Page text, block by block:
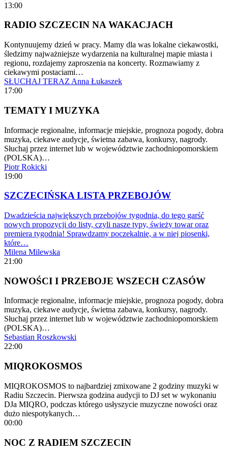
13:00
RADIO SZCZECIN NA WAKACJACH
Kontynuujemy dzień w pracy. Mamy dla was lokalne ciekawostki,
śledzimy najważniejsze wydarzenia na kulturalnej mapie miasta i
regionu, rozdajemy zaproszenia na koncerty. Rozmawiamy z
ciekawymi postaciami…
SŁUCHAJ TERAZ Anna Łukaszek
17:00
TEMATY I MUZYKA
Informacje regionalne, informacje miejskie, prognoza pogody, dobra
muzyka, ciekawe audycje, świetna zabawa, konkursy, nagrody.
Słuchaj przez internet lub w województwie zachodniopomorskiem
(POLSKA)…
Piotr Rokicki
19:00
SZCZECIŃSKA LISTA PRZEBOJÓW
Dwadzieścia największych przebojów tygodnia, do tego garść
nowych propozycji do listy, czyli nasze typy, świeży towar oraz
premiera tygodnia! Sprawdzamy poczekalnię, a w niej piosenki,
które…
Milena Milewska
21:00
NOWOŚCI I PRZEBOJE WSZECH CZASÓW
Informacje regionalne, informacje miejskie, prognoza pogody, dobra
muzyka, ciekawe audycje, świetna zabawa, konkursy, nagrody.
Słuchaj przez internet lub w województwie zachodniopomorskiem
(POLSKA)…
Sebastian Roszkowski
22:00
MIQROKOSMOS
MIQROKOSMOS to najbardziej zmixowane 2 godziny muzyki w
Radiu Szczecin. Pierwsza godzina audycji to DJ set w wykonaniu
DJa MIQRO, podczas którego usłyszycie muzyczne nowości oraz
dużo niespotykanych…
00:00
NOC Z RADIEM SZCZECIN